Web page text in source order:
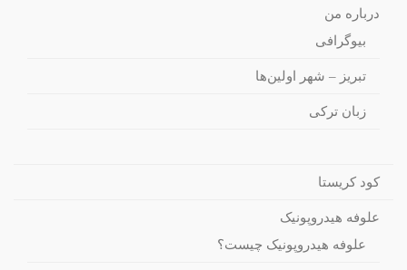
درباره من
بیوگرافی
تبریز – شهر اولین‌ها
زبان ترکی
کود کریستا
علوفه هیدروپونیک
علوفه هیدروپونیک چیست؟